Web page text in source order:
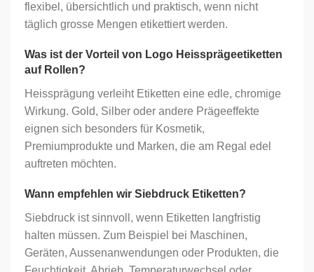
flexibel, übersichtlich und praktisch, wenn nicht
täglich grosse Mengen etikettiert werden.
Was ist der Vorteil von Logo Heissprägeetiketten
auf Rollen?
Heissprägung verleiht Etiketten eine edle, chromige
Wirkung. Gold, Silber oder andere Prägeeffekte
eignen sich besonders für Kosmetik,
Premiumprodukte und Marken, die am Regal edel
auftreten möchten.
Wann empfehlen wir Siebdruck Etiketten?
Siebdruck ist sinnvoll, wenn Etiketten langfristig
halten müssen. Zum Beispiel bei Maschinen,
Geräten, Aussenanwendungen oder Produkten, die